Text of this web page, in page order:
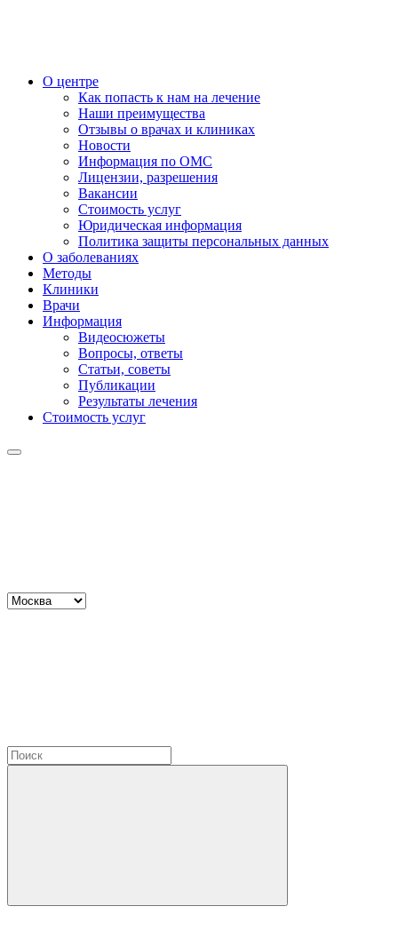
О центре
Как попасть к нам на лечение
Наши преимущества
Отзывы о врачах и клиниках
Новости
Информация по ОМС
Лицензии, разрешения
Вакансии
Стоимость услуг
Юридическая информация
Политика защиты персональных данных
О заболеваниях
Методы
Клиники
Врачи
Информация
Видеосюжеты
Вопросы, ответы
Статьи, советы
Публикации
Результаты лечения
Стоимость услуг